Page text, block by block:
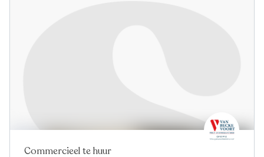
Commercieel te huur